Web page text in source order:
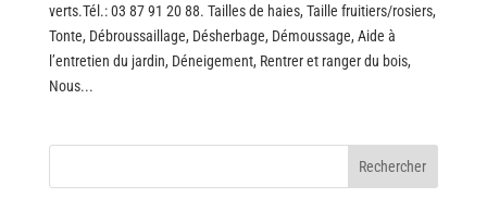
verts.Tél.: 03 87 91 20 88. Tailles de haies, Taille fruitiers/rosiers,
Tonte, Débroussaillage, Désherbage, Démoussage, Aide à
l’entretien du jardin, Déneigement, Rentrer et ranger du bois,
Nous...
Rechercher